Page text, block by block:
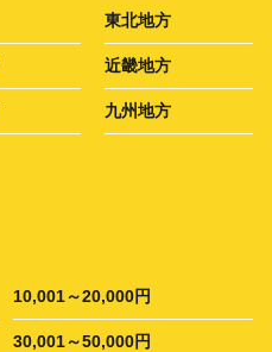
東北地方
近畿地方
九州地方
10,001～20,000円
30,001～50,000円